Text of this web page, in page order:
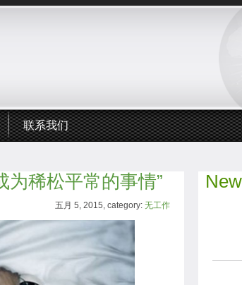
联系我们
为稀松平常的事情”
五月 5, 2015, category: 无工作